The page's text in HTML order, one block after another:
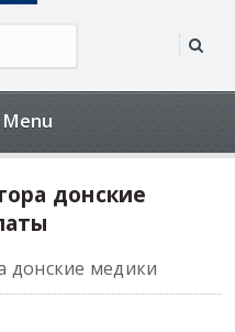
донские